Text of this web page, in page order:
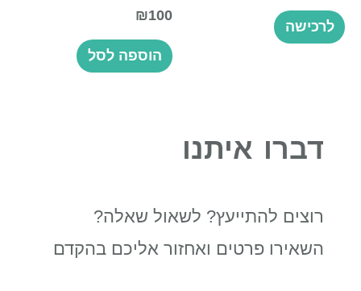
לרכישה
₪100
הוספה לסל
דברו איתנו
רוצים להתייעץ? לשאול שאלה?
השאירו פרטים ואחזור אליכם בהקדם